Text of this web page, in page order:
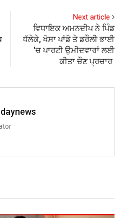
Next article
ਵਿਧਾਇਕ ਅਮਨਦੀਪ ਨੇ ਪਿੰਡ
ਧੱਲੇਕੇ, ਖੋਸਾ ਪਾਂਡੋ ਤੇ ਡਰੌਲੀ ਭਾਈ
‘ਚ ਪਾਰਟੀ ਉਮੀਦਵਾਰਾਂ ਲਈ
ਕੀਤਾ ਚੌਣ ਪ੍ਰਚਾਰ